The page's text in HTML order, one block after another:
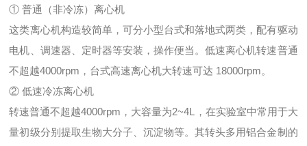
① 普通（非冷冻）离心机
这类离心机构造较简单，可分小型台式和落地式两类，配有驱动
电机、调速器、定时器等安装，操作便当。低速离心机转速普通
不超越4000rpm，台式高速离心机大转速可达 18000rpm。
② 低速冷冻离心机
转速普通不超越4000rpm，大容量为2~4L，在实验室中常用于大
量初级分别提取生物大分子、沉淀物等。其转头多用铝合金制的